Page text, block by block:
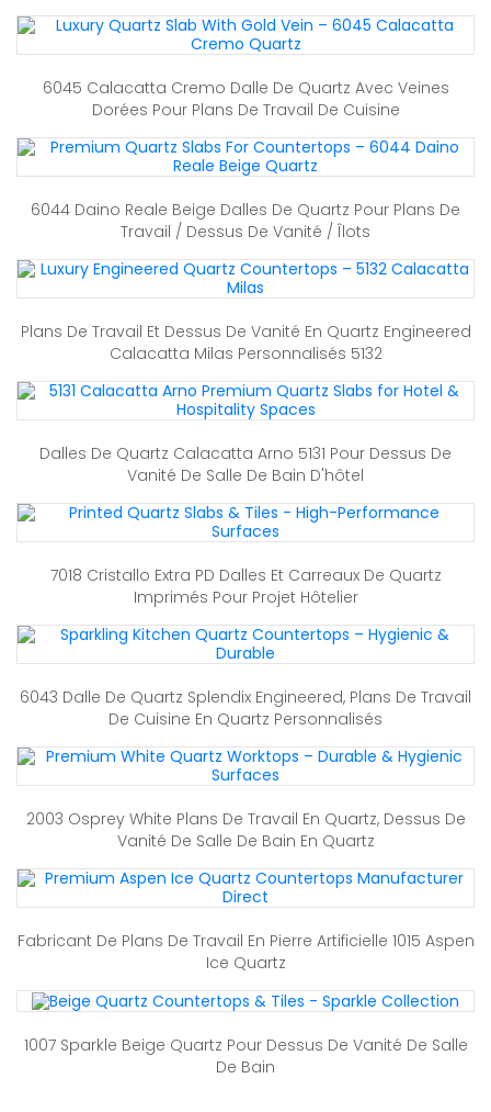
6045 Calacatta Cremo Dalle De Quartz Avec Veines
Dorées Pour Plans De Travail De Cuisine
6044 Daino Reale Beige Dalles De Quartz Pour Plans De
Travail / Dessus De Vanité / Îlots
Plans De Travail Et Dessus De Vanité En Quartz Engineered
Calacatta Milas Personnalisés 5132
Dalles De Quartz Calacatta Arno 5131 Pour Dessus De
Vanité De Salle De Bain D'hôtel
7018 Cristallo Extra PD Dalles Et Carreaux De Quartz
Imprimés Pour Projet Hôtelier
6043 Dalle De Quartz Splendix Engineered, Plans De Travail
De Cuisine En Quartz Personnalisés
2003 Osprey White Plans De Travail En Quartz, Dessus De
Vanité De Salle De Bain En Quartz
Fabricant De Plans De Travail En Pierre Artificielle 1015 Aspen
Ice Quartz
1007 Sparkle Beige Quartz Pour Dessus De Vanité De Salle
De Bain